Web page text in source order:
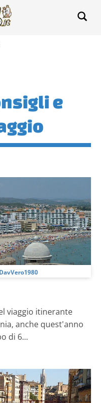
e
DavVero1980
viaggio itinerante
anche quest'anno
di 6...